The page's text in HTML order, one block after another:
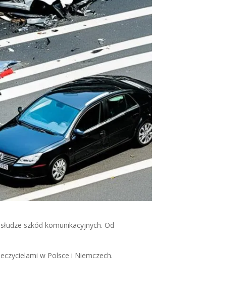
szkód komunikacyjnych. Od
w Polsce i Niemczech.